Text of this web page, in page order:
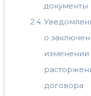
документы
о
изменении
договора